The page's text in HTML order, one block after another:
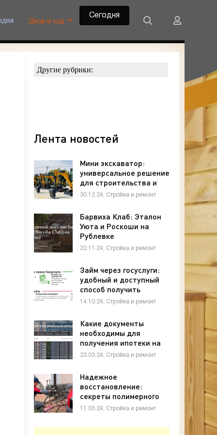
Двор и сад
Сегодня
Другие рубрики:
Лента новостей
Мини экскаватор:
универсальное решение
для строительства и
ремонта
30.12.24, Стройка и ремонт
Барвиха Клаб: Эталон
Уюта и Роскоши на
Рублевке
22.11.24, Стройка и ремонт
Займ через госуслуги:
удобный и доступный
способ получить
финансирование
14.10.24, Стройка и ремонт
Какие документы
необходимы для
получения ипотеки на
квартиру в
23.03.24, Стройка и ремонт
Надежное
восстановление:
секреты полимерного
инъектирования
11.03.24, Стройка и ремонт